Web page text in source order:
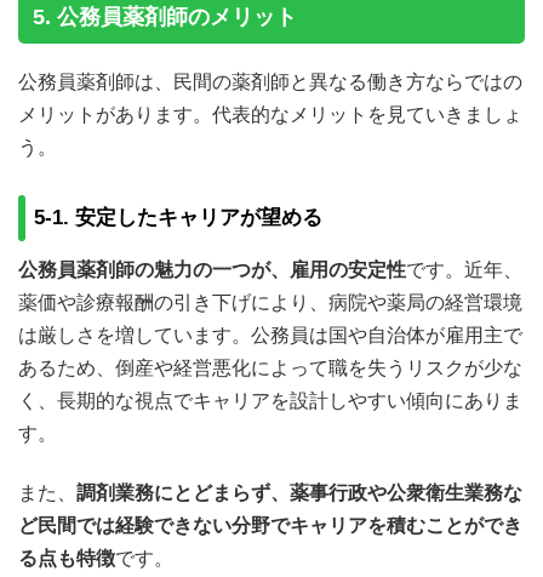
5. 公務員薬剤師のメリット
公務員薬剤師は、民間の薬剤師と異なる働き方ならではの
メリットがあります。代表的なメリットを見ていきましょ
う。
5-1. 安定したキャリアが望める
公務員薬剤師の魅力の一つが、雇用の安定性です。近年、
薬価や診療報酬の引き下げにより、病院や薬局の経営環境
は厳しさを増しています。公務員は国や自治体が雇用主で
あるため、倒産や経営悪化によって職を失うリスクが少な
く、長期的な視点でキャリアを設計しやすい傾向にありま
す。
また、 調剤業務にとどまらず、薬事行政や公衆衛生業務な
ど民間では経験できない分野でキャリアを積むことができ
る点も特徴です。